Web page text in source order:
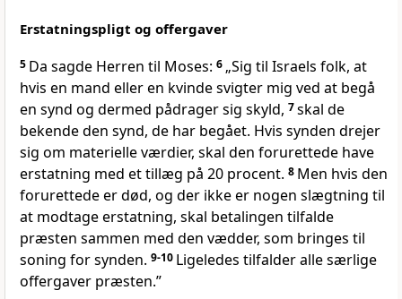
Erstatningspligt og offergaver
5 Da sagde Herren til Moses: 6 „Sig til Israels folk, at
hvis en mand eller en kvinde svigter mig ved at begå
en synd og dermed pådrager sig skyld, 7skal de
bekende den synd, de har begået. Hvis synden drejer
sig om materielle værdier, skal den forurettede have
erstatning med et tillæg på 20 procent. 8 Men hvis den
forurettede er død, og der ikke er nogen slægtning til
at modtage erstatning, skal betalingen tilfalde
præsten sammen med den vædder, som bringes til
soning for synden. 9-10 Ligeledes tilfalder alle særlige
offergaver præsten.”